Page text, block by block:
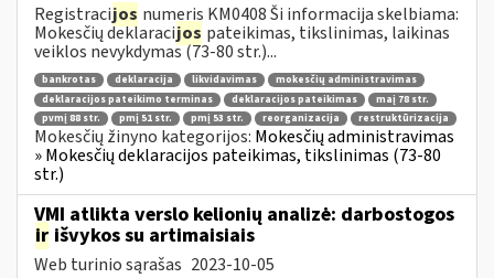
Registracijos numeris KM0408 Ši informacija skelbiama:
Mokesčių deklaracijos pateikimas, tikslinimas, laikinas
veiklos nevykdymas (73-80 str.)...
bankrotas deklaracija likvidavimas
mokesčių administravimas
deklaracijos pateikimo terminas
deklaracijos pateikimas
maį 78 str.
pvmį 88 str.
pmį 51 str. pmį 53 str. reorganizacija restruktūrizacija
Mokesčių žinyno kategorijos: Mokesčių administravimas
» Mokesčių deklaracijos pateikimas, tikslinimas (73-80
str.)
VMI atlikta verslo kelionių analizė: darbostogos
ir išvykos su artimaisiais
Web turinio sąrašas 2023-10-05